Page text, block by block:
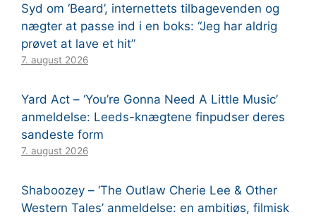
Syd om ‘Beard’, internettets tilbagevenden og
nægter at passe ind i en boks: “Jeg har aldrig
prøvet at lave et hit”
7. august 2026
Yard Act – ‘You’re Gonna Need A Little Music’
anmeldelse: Leeds-knægtene finpudser deres
sandeste form
7. august 2026
Shaboozey – ‘The Outlaw Cherie Lee & Other
Western Tales’ anmeldelse: en ambitiøs, filmisk